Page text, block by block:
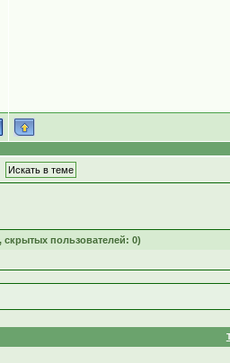
скрытых пользователей: 0)